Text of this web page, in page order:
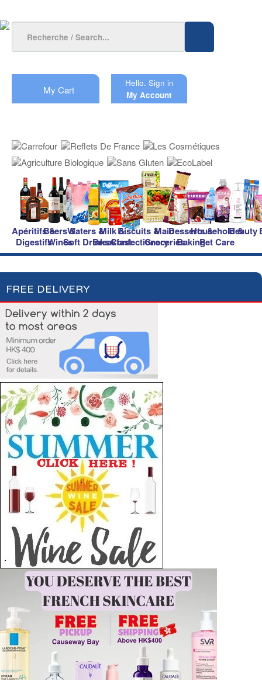
My Cart
Hello. Sign in
My Account
Apéritifs &
Digestifs
Beers &
Wines
Waters &
Soft Drinks
Milk &
Breakfast
Biscuits &
Confectionery
Main
Groceries
Desserts &
Baking
Household &
Pet Care
Beauty
FREE DELIVERY